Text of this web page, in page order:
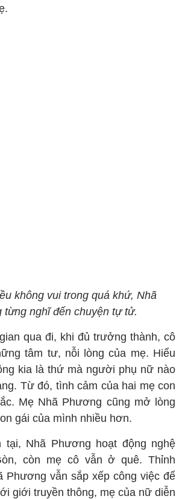
không vui trong quá khứ, Nhã
từng nghĩ đến chuyện tự tử.
qua đi, khi đủ trưởng thành, cô
tâm tư, nỗi lòng của mẹ. Hiểu
kia là thứ mà người phụ nữ nào
Từ đó, tình cảm của hai mẹ con
Mẹ Nhã Phương cũng mở lòng
gái của mình nhiều hơn.
tại, Nhã Phương hoạt động nghệ
còn mẹ cô vẫn ở quê. Thỉnh
Phương vẫn sắp xếp công việc để
giới truyền thông, mẹ của nữ diễn